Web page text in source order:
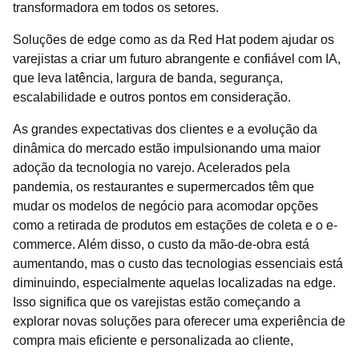
transformadora em todos os setores.
Soluções de edge como as da Red Hat podem ajudar os
varejistas a criar um futuro abrangente e confiável com IA,
que leva latência, largura de banda, segurança,
escalabilidade e outros pontos em consideração.
As grandes expectativas dos clientes e a evolução da
dinâmica do mercado estão impulsionando uma maior
adoção da tecnologia no varejo. Acelerados pela
pandemia, os restaurantes e supermercados têm que
mudar os modelos de negócio para acomodar opções
como a retirada de produtos em estações de coleta e o e-
commerce. Além disso, o custo da mão-de-obra está
aumentando, mas o custo das tecnologias essenciais está
diminuindo, especialmente aquelas localizadas na edge.
Isso significa que os varejistas estão começando a
explorar novas soluções para oferecer uma experiência de
compra mais eficiente e personalizada ao cliente,